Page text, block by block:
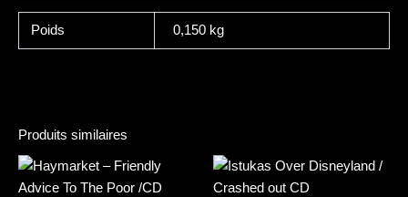
Poids 0,150 kg
Produits similaires